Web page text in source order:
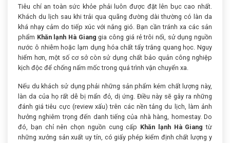
Tiêu chí an toàn sức khỏe phải luôn được đặt lên bục cao nhất.
Khách du lịch sau khi trải qua quãng đường dài thường có làn da
khá nhạy cảm do tiếp xúc với nắng gió. Bạn cần tránh xa các sản
phẩm Khăn lạnh Hà Giang gia công giá rẻ trôi nổi, sử dụng nguồn
nước ô nhiễm hoặc lạm dụng hóa chất tẩy trắng quang học. Nguy
hiểm hơn, một số cơ sở còn sử dụng chất bảo quản công nghiệp
kịch độc để chống nấm mốc trong quá trình vận chuyển xa.
Nếu du khách sử dụng phải những sản phẩm kém chất lượng này,
làn da của họ rất dễ bị mẩn đỏ, dị ứng. Điều này sẽ gây ra những
đánh giá tiêu cực (review xấu) trên các nền tảng du lịch, làm ảnh
hưởng nghiêm trọng đến danh tiếng của nhà hàng, homestay. Do
đó, bạn chỉ nên chọn nguồn cung cấp Khăn lạnh Hà Giang từ
những xưởng sản xuất uy tín, có giấy phép kiểm định chất lượng y